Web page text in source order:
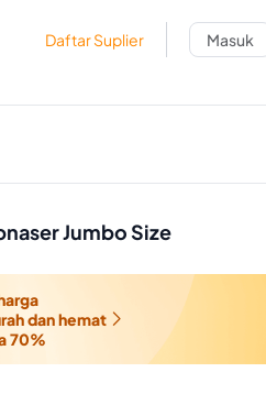
Daftar Suplier Masuk
Jumbo Size
dan hemat
70%
